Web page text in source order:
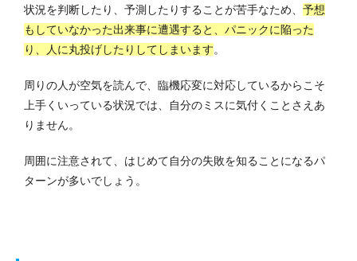
状況を判断したり、予測したりすることが苦手なため、 予想
もしていなかった出来事に遭遇すると、パニックに陥った
り、人に丸投げしたりしてしまいます。
周りの人が空気を読んで、臨機応変に対応しているからこそ
上手くいっている状況では、自分のミスに気付くことさえあ
りません。
周囲に注意されて、はじめて自分の失敗を知ることになるパ
ターンが多いでしょう。